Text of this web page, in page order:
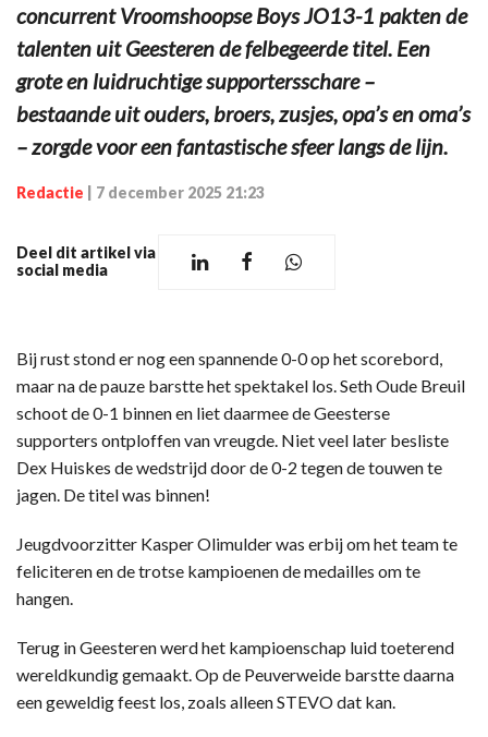
concurrent Vroomshoopse Boys JO13-1 pakten de
talenten uit Geesteren de felbegeerde titel. Een
grote en luidruchtige supportersschare –
bestaande uit ouders, broers, zusjes, opa’s en oma’s
– zorgde voor een fantastische sfeer langs de lijn.
Redactie 7 december 2025 21:23
Deel dit artikel via
social media
Bij rust stond er nog een spannende 0-0 op het scorebord,
maar na de pauze barstte het spektakel los. Seth Oude Breuil
schoot de 0-1 binnen en liet daarmee de Geesterse
supporters ontploffen van vreugde. Niet veel later besliste
Dex Huiskes de wedstrijd door de 0-2 tegen de touwen te
jagen. De titel was binnen!
Jeugdvoorzitter Kasper Olimulder was erbij om het team te
feliciteren en de trotse kampioenen de medailles om te
hangen.
Terug in Geesteren werd het kampioenschap luid toeterend
wereldkundig gemaakt. Op de Peuverweide barstte daarna
een geweldig feest los, zoals alleen STEVO dat kan.